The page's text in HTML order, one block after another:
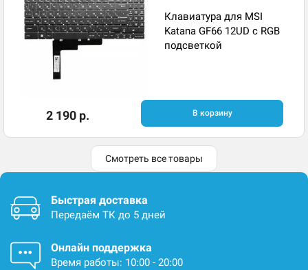
Клавиатура для MSI
Katana GF66 12UD с RGB
подсветкой
2 190 р. В корзину
Смотреть все товары
Быстрая доставка
Передаём ТК до 5 дней
Онлайн поддержка
Время работы: 10:00 - 20:00